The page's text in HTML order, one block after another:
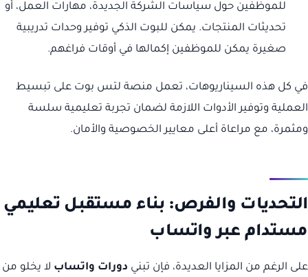
للموظفين حول سياسات الشركة الجديدة، مهارات العمل، أو
تحديثات المنتجات. يمكن للبوت الذكي توفير وحدات تدريبية
صغيرة يمكن للموظفين إكمالها في أوقات فراغهم.
في كل هذه السيناريوهات، تعمل منصة لتس بوت على تبسيط
العملية وتوفير الأدوات اللازمة لضمان تجربة تعليمية سلسة
ومثمرة، مع مراعاة أعلى معايير الخصوصية والأمان.
التحديات والفرص: بناء مستقبل تعليمي
مستدام عبر واتساب
على الرغم من المزايا العديدة، فإن تبني دورات واتساب لا يخلو من